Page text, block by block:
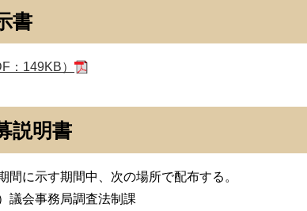
書
：149KB）
説明書
間に示す期間中、次の場所で配布する。
議会事務局調査法制課